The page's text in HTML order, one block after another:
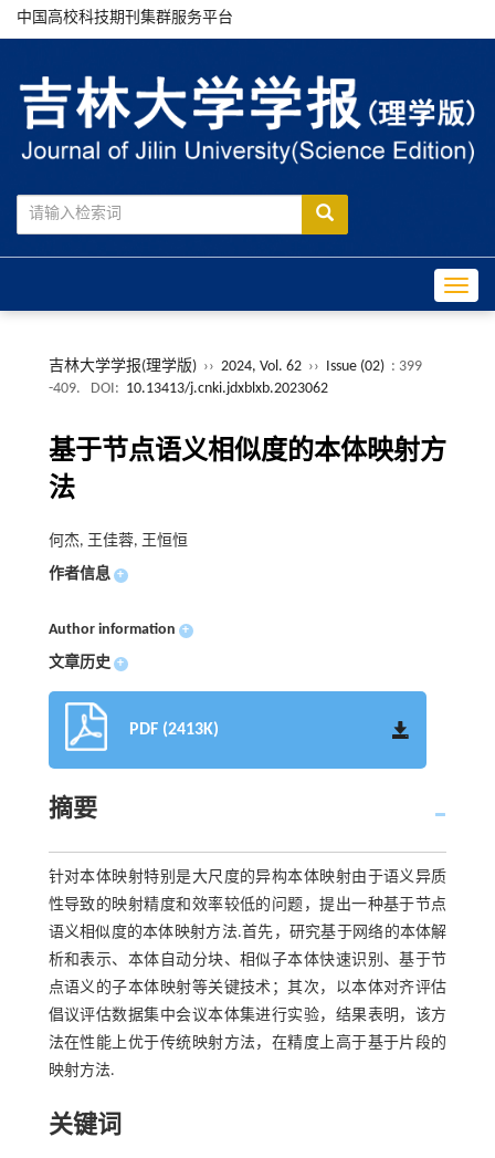
中国高校科技期刊集群服务平台
吉林大学学报(理学版) ›› 2024, Vol. 62 ›› Issue (02) : 399
-409.
DOI: 10.13413/j.cnki.jdxblxb.2023062
基于节点语义相似度的本体映射方
法
何杰, 王佳蓉, 王恒恒
作者信息 +
Author information +
文章历史 +
PDF (2413K)
摘要
针对本体映射特别是大尺度的异构本体映射由于语义异质
性导致的映射精度和效率较低的问题，提出一种基于节点
语义相似度的本体映射方法.首先，研究基于网络的本体解
析和表示、本体自动分块、相似子本体快速识别、基于节
点语义的子本体映射等关键技术；其次，以本体对齐评估
倡议评估数据集中会议本体集进行实验，结果表明，该方
法在性能上优于传统映射方法，在精度上高于基于片段的
映射方法.
关键词